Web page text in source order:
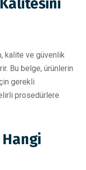
kalite ve güvenlik
Bu belge, ürünlerin
gerekli
prosedürlere